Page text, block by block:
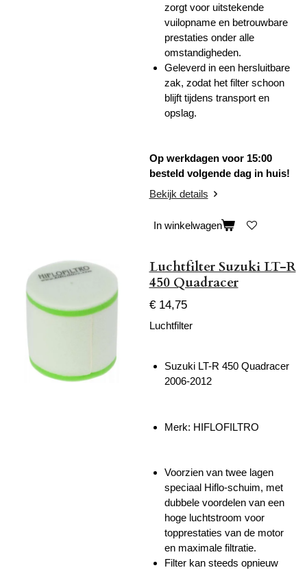
zorgt voor uitstekende
vuilopname en betrouwbare
prestaties onder alle
omstandigheden.
Geleverd in een hersluitbare
zak, zodat het filter schoon
blijft tijdens transport en
opslag.
Op werkdagen voor 15:00
besteld volgende dag in huis!
Bekijk details
In winkelwagen
Luchtfilter Suzuki LT-R
450 Quadracer
€ 14,75
Luchtfilter
Suzuki LT-R 450 Quadracer
2006-2012
Merk: HIFLOFILTRO
Voorzien van twee lagen
speciaal Hiflo-schuim, met
dubbele voordelen van een
hoge luchtstroom voor
topprestaties van de motor
en maximale filtratie.
Filter kan steeds opnieuw